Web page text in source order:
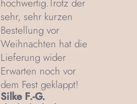
sehr, sehr kurzen
Bestellung vor
Weihnachten hat die
Lieferung wider
Erwarten noch vor
dem Fest geklappt!
Silke F.-G.